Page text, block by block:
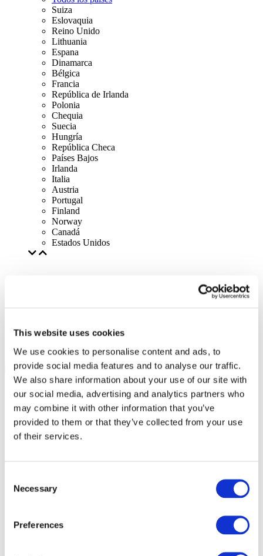
This website uses cookies
We use cookies to personalise content and ads, to
provide social media features and to analyse our traffic.
We also share information about your use of our site with
our social media, advertising and analytics partners who
may combine it with other information that you’ve
provided to them or that they’ve collected from your use
of their services.
Selection
Necessary
Preferences
Suiza
Eslovaquia
Reino Unido
Lithuania
Espana
Dinamarca
Bélgica
Francia
República de Irlanda
Polonia
Chequia
Suecia
Hungría
República Checa
Países Bajos
Irlanda
Italia
Austria
Portugal
Finland
Norway
Canadá
Estados Unidos